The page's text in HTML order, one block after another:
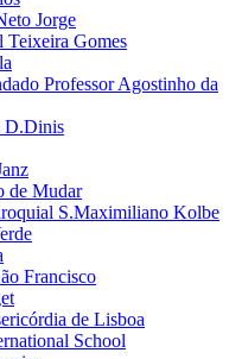
Jorge
Teixeira Gomes
Professor Agostinho da
D.Dinis
de Mudar
S.Maximiliano Kolbe
Francisco
de Lisboa
School